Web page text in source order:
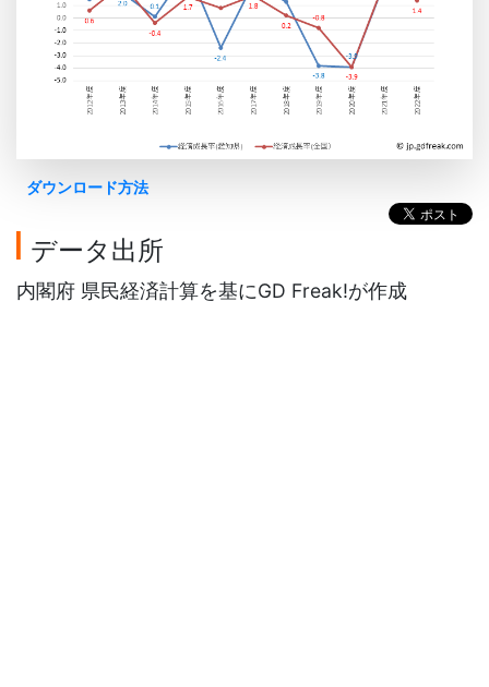
ダウンロード方法
データ出所
内閣府 県民経済計算を基にGD Freak!が作成